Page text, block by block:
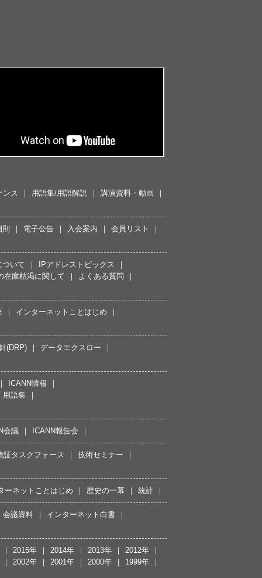
ンス 用語集/用語解説 講演資料・動画
電子公告 入会案内 会員リスト
ついて
IPアドレストピックス
在庫枯渇に関して
よくある質問
インターネットことはじめ
(DRP) データエクスロー
ICANN情報
用語集
会議 ICANN報告会
タスクフォース 技術セミナー
ーネットことはじめ 歴史の一幕 統計
会議資料 インターネット白書
2015年 2014年 2013年
2012年
2002年
2001年 2000年 1999年